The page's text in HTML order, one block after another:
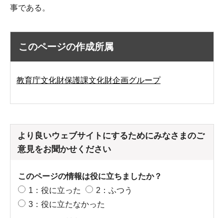
事である。
このページの作成所属
教育庁文化財保護課文化財企画グループ
より良いウェブサイトにするためにみなさまのご
意見をお聞かせください
このページの情報は役に立ちましたか？
1：役に立った
2：ふつう
3：役に立たなかった